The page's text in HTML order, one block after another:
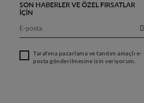
SON HABERLER VE ÖZEL FIRSATLAR
İÇİN
Tarafıma pazarlama ve tanıtım amaçlı e-
posta gönderilmesine izin veriyorum.